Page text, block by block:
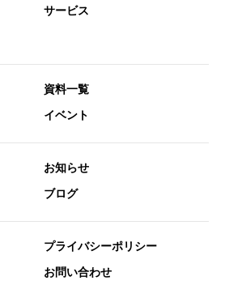
サービス
資料一覧
イベント
お知らせ
ブログ
プライバシーポリシー
お問い合わせ